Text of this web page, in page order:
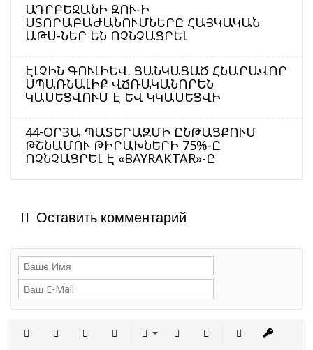
ԱԴՐԲԵՋԱՆԻ ԶՈՒ-Ի
ՍՏՈՐԱԲԱԺԱՆՈՒՄՆԵՐԸ ՀԱՅԿԱԿԱՆ
ԱԹՍ-ՆԵՐ ԵՆ ՈՉՆՉԱՑՐԵԼ
ԷԼՉԻՆ ԳՈՒԼԻԵՎ. ՑԱՆԿԱՑԱԾ ՀՆԱՐԱՎՈՐ
ՍՊԱՌՆԱԼԻՔ ՎՃՌԱԿԱՆՈՐԵՆ
ԿԱՍԵՑՎՈՒՄ Է ԵՎ ԿԿԱՍԵՑՎԻ
44-ՕՐՅԱ ՊԱՏԵՐԱԶՄԻ ԸՆԹԱՑՔՈՒՄ
ԹՇՆԱՄՈՒ ԹԻՐԱԽՆԵՐԻ 75%-Ը
ՈՉՆՉԱՑՐԵԼ Է «BAYRAKTAR»-Ը
Оставить комментарий